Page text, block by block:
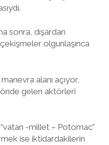
sonra, dışardan
olgunlaşınca
alanı açıyor,
önde gelen aktörleri
-millet – Potomac”
ise iktidardakilerin